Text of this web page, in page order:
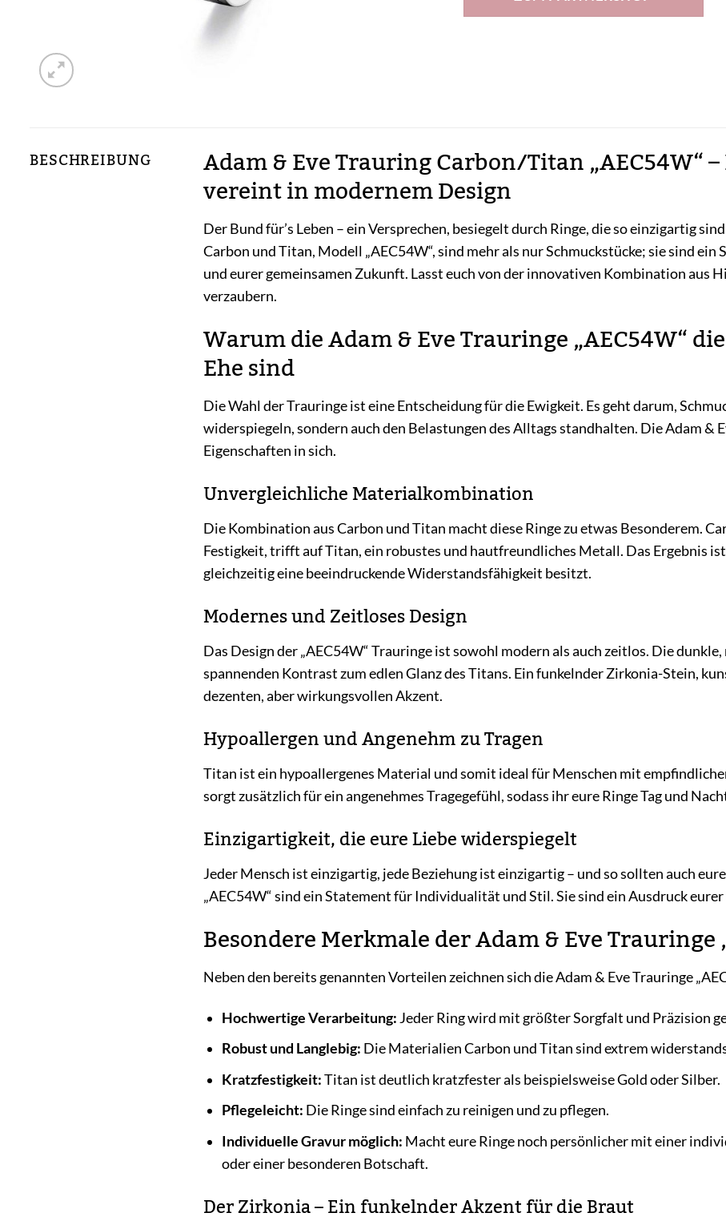
139,00 €65,00 €.
BESCHREIBUNG Adam & Eve Trauring Carbon/Titan „AEC54W“
vereint in modernem Design
Der Bund für’s Leben – ein Versprechen, besiegelt durch Ringe, die so einzigartig
Carbon und Titan, Modell „AEC54W“, sind mehr als nur Schmuckstücke; sie sind
und eurer gemeinsamen Zukunft. Lasst euch von der innovativen Kombination aus
verzaubern.
Warum die Adam & Eve Trauringe „AEC54W“
Ehe sind
Die Wahl der Trauringe ist eine Entscheidung für die Ewigkeit. Es geht darum,
widerspiegeln, sondern auch den Belastungen des Alltags standhalten. Die Adam &
Eigenschaften in sich.
Unvergleichliche Materialkombination
Die Kombination aus Carbon und Titan macht diese Ringe zu etwas Besonderem.
Festigkeit, trifft auf Titan, ein robustes und hautfreundliches Metall. Das Ergebnis
gleichzeitig eine beeindruckende Widerstandsfähigkeit besitzt.
Modernes und Zeitloses Design
Das Design der „AEC54W“ Trauringe ist sowohl modern als auch zeitlos. Die
spannenden Kontrast zum edlen Glanz des Titans. Ein funkelnder Zirkonia-Stein,
dezenten, aber wirkungsvollen Akzent.
Hypoallergen und Angenehm zu Tragen
Titan ist ein hypoallergenes Material und somit ideal für Menschen mit
sorgt zusätzlich für ein angenehmes Tragegefühl, sodass ihr eure Ringe Tag und
Einzigartigkeit, die eure Liebe widerspiegelt
Jeder Mensch ist einzigartig, jede Beziehung ist einzigartig – und so sollten auch
„AEC54W“ sind ein Statement für Individualität und Stil. Sie sind ein Ausdruck
Besondere Merkmale der Adam & Eve Trauringe
Neben den bereits genannten Vorteilen zeichnen sich die Adam & Eve Trauringe
Hochwertige Verarbeitung: Jeder Ring wird mit größter Sorgfalt und Präzision
Robust und Langlebig: Die Materialien Carbon und Titan sind extrem
Kratzfestigkeit:Titan ist deutlich kratzfester als beispielsweise Gold oder Silber.
Pflegeleicht: Die Ringe sind einfach zu reinigen und zu pflegen.
Individuelle Gravur möglich: Macht eure Ringe noch persönlicher mit einer
oder einer besonderen Botschaft.
Der Zirkonia – Ein funkelnder Akzent für die Braut